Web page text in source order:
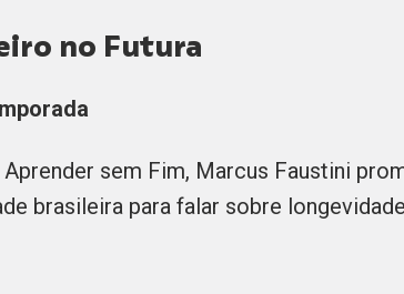
no Futura
sem Fim, Marcus Faustini
brasileira para falar sobre